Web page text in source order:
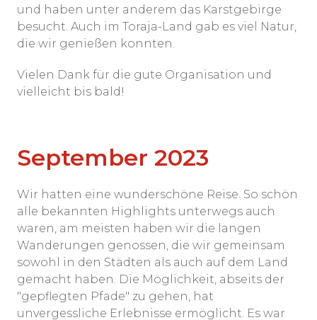
und haben unter anderem das Karstgebirge
besucht. Auch im Toraja-Land gab es viel Natur,
die wir genießen konnten.
Vielen Dank für die gute Organisation und
vielleicht bis bald!
September 2023
Wir hatten eine wunderschöne Reise. So schön
alle bekannten Highlights unterwegs auch
waren, am meisten haben wir die langen
Wanderungen genossen, die wir gemeinsam
sowohl in den Städten als auch auf dem Land
gemacht haben. Die Möglichkeit, abseits der
"gepflegten Pfade" zu gehen, hat
unvergessliche Erlebnisse ermöglicht. Es war